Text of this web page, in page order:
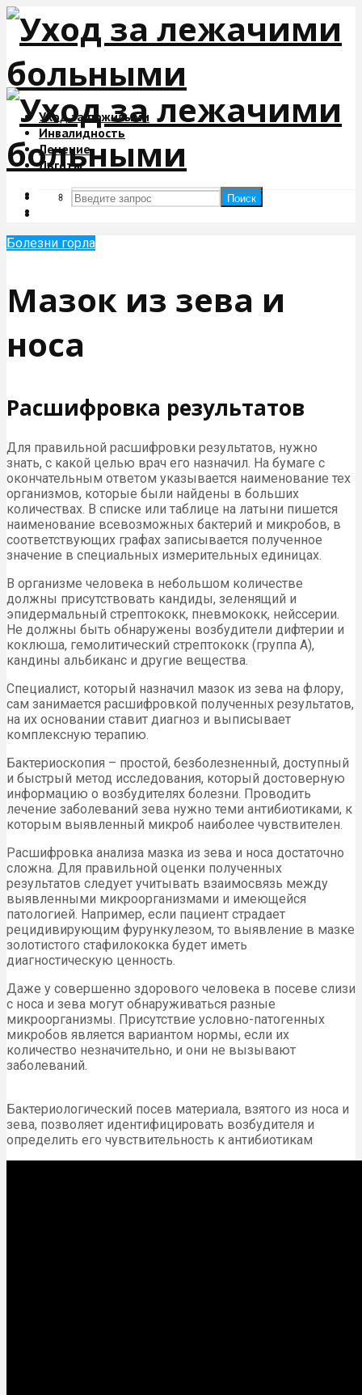
Уход за пожилыми
Инвалидность
Лечение
Льготы
Поиск
Поиск
Болезни горла
Мазок из зева и
носа
Расшифровка результатов
Для правильной расшифровки результатов, нужно
знать, с какой целью врач его назначил. На бумаге с
окончательным ответом указывается наименование тех
организмов, которые были найдены в больших
количествах. В списке или таблице на латыни пишется
наименование всевозможных бактерий и микробов, в
соответствующих графах записывается полученное
значение в специальных измерительных единицах.
В организме человека в небольшом количестве
должны присутствовать кандиды, зеленящий и
эпидермальный стрептококк, пневмококк, нейссерии.
Не должны быть обнаружены возбудители дифтерии и
коклюша, гемолитический стрептококк (группа А),
кандины альбиканс и другие вещества.
Специалист, который назначил мазок из зева на флору,
сам занимается расшифровкой полученных результатов,
на их основании ставит диагноз и выписывает
комплексную терапию.
Бактериоскопия – простой, безболезненный, доступный
и быстрый метод исследования, который достоверную
информацию о возбудителях болезни. Проводить
лечение заболеваний зева нужно теми антибиотиками, к
которым выявленный микроб наиболее чувствителен.
Расшифровка анализа мазка из зева и носа достаточно
сложна. Для правильной оценки полученных
результатов следует учитывать взаимосвязь между
выявленными микроорганизмами и имеющейся
патологией. Например, если пациент страдает
рецидивирующим фурункулезом, то выявление в мазке
золотистого стафилококка будет иметь
диагностическую ценность.
Даже у совершенно здорового человека в посеве слизи
с носа и зева могут обнаруживаться разные
микроорганизмы. Присутствие условно-патогенных
микробов является вариантом нормы, если их
количество незначительно, и они не вызывают
заболеваний.
Бактериологический посев материала, взятого из носа и
зева, позволяет идентифицировать возбудителя и
определить его чувствительность к антибиотикам